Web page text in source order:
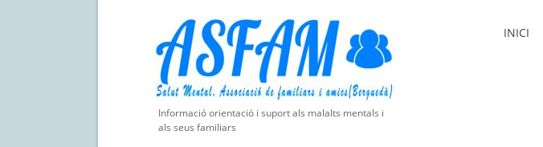
Informació orientació i suport als malalts mentals i
als seus familiars
INICI